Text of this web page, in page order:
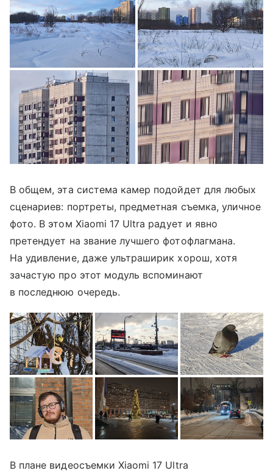
В общем, эта система камер подойдет для любых
сценариев: портреты, предметная съемка, уличное
фото. В этом Xiaomi 17 Ultra радует и явно
претендует на звание лучшего фотофлагмана.
На удивление, даже ультраширик хорош, хотя
зачастую про этот модуль вспоминают
в последнюю очередь.
В плане видеосъемки Xiaomi 17 Ultra